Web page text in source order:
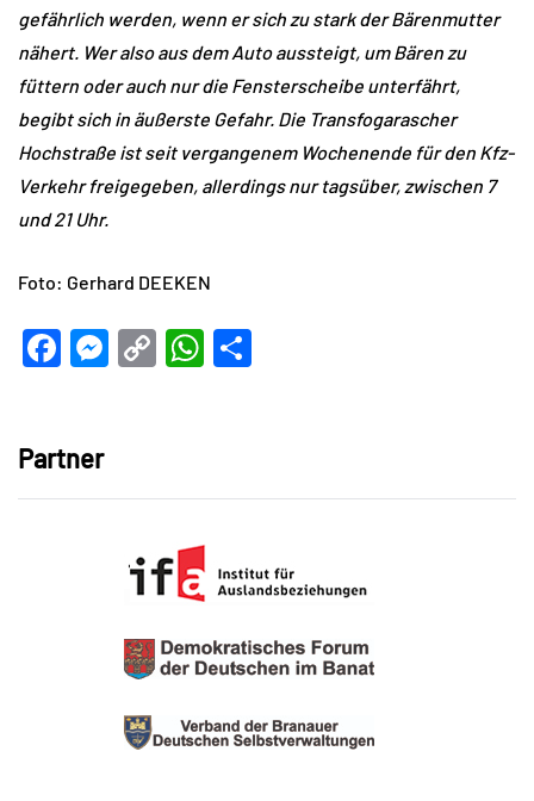
gefährlich werden, wenn er sich zu stark der Bärenmutter
nähert. Wer also aus dem Auto aussteigt, um Bären zu
füttern oder auch nur die Fensterscheibe unterfährt,
begibt sich in äußerste Gefahr. Die Transfogarascher
Hochstraße ist seit vergangenem Wochenende für den Kfz-
Verkehr freigegeben, allerdings nur tagsüber, zwischen 7
und 21 Uhr.
Foto: Gerhard DEEKEN
Facebook
Messenger
CopyWhatsApp
Partner